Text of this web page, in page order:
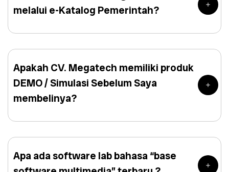
melalui e-Katalog Pemerintah?
Apakah CV. Megatech memiliki produk
DEMO / Simulasi Sebelum Saya
membelinya?
Apa ada software lab bahasa “base